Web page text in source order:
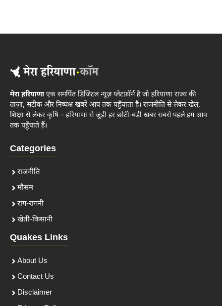
मेरा हरियाणाएक समर्पित डिजिटल न्यूज़ प्लेटफ़ॉर्म है जो हरियाणा राज्य की
ताज़ा, सटीक और निष्पक्ष खबरें आप तक पहुँचाता है। राजनीति से लेकर खेल,
शिक्षा से लेकर कृषि – हरियाणा से जुड़ी हर छोटी-बड़ी खबर सबसे पहले हम आप
तक पहुँचाते हैं।
Categories
राजनीति
मौसम
राग-रागनी
खेती-किसानी
Quakes Links
About Us
Contact Us
Disclaimer